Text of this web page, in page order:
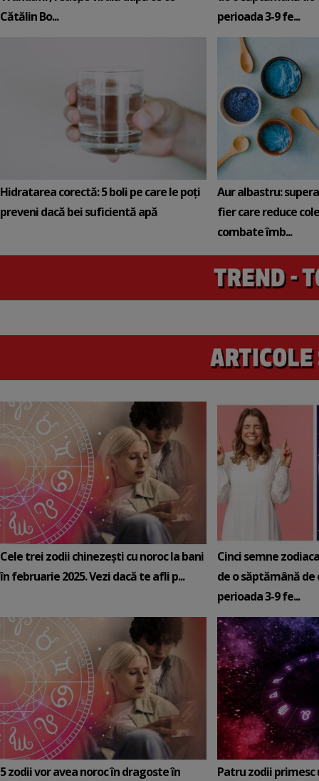
Cătălin Bo...
perioada 3-9 fe...
Hidratarea corectă: 5 boli pe care le poți
preveni dacă bei suficientă apă
Aur albastru:
fier care reduce
combate îmb...
Cele trei zodii chinezești cu noroc la bani
în februarie 2025. Vezi dacă te afli p...
Cinci semne
de o săptămână de
perioada 3-9 fe...
5 zodii vor avea noroc în dragoste în
Patru zodii primesc